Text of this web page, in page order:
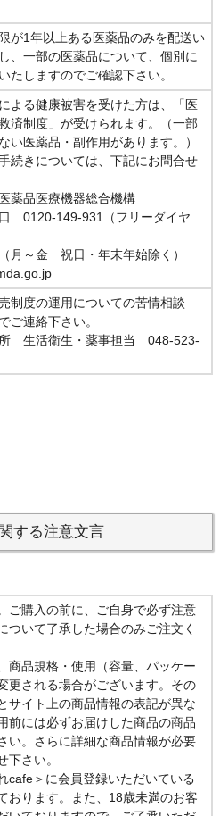
が1年以上ある医薬品のみを配送い
、一部の医薬品について、個別に
たしますのでご確認下さい。
よる健康被害を受けた方は、「医
済制度」が受けられます。（一部
い医薬品・副作用があります。）
続きについては、下記にお問合せ
薬品医療機器総合機構
0120-149-931（フリーダイヤ
月～金 祝日・年末年始除く）
制度の運用についての苦情相談
ご連絡下さい。
所 生活衛生・薬事担当 048-523-
する注意文言
ご購入の前に、ご自身で必ず注意
ついて了承した場合のみご注文く
商品規格・使用（容量、パッケー
更される場合がございます。その
サイト上の商品情報の表記が異な
前には必ずお届けした商品の商品
い。さらに詳細な商品情報が必要
下さい。
cafe＞に会員登録いただいている
おります。また、18歳未満のお客